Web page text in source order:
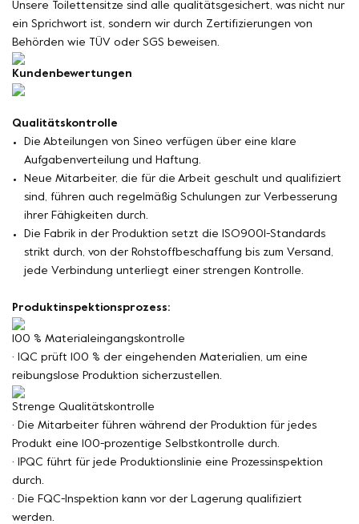
Unsere Toilettensitze sind alle qualitätsgesichert, was nicht nur
ein Sprichwort ist, sondern wir durch Zertifizierungen von
Behörden wie TÜV oder SGS beweisen.
Kundenbewertungen
Qualitätskontrolle
Die Abteilungen von Sineo verfügen über eine klare
Aufgabenverteilung und Haftung.
Neue Mitarbeiter, die für die Arbeit geschult und qualifiziert
sind, führen auch regelmäßig Schulungen zur Verbesserung
ihrer Fähigkeiten durch.
Die Fabrik in der Produktion setzt die ISO9001-Standards
strikt durch, von der Rohstoffbeschaffung bis zum Versand,
jede Verbindung unterliegt einer strengen Kontrolle.
Produktinspektionsprozess:
100 % Materialeingangskontrolle
· IQC prüft 100 % der eingehenden Materialien, um eine
reibungslose Produktion sicherzustellen.
Strenge Qualitätskontrolle
· Die Mitarbeiter führen während der Produktion für jedes
Produkt eine 100-prozentige Selbstkontrolle durch.
· IPQC führt für jede Produktionslinie eine Prozessinspektion
durch.
· Die FQC-Inspektion kann vor der Lagerung qualifiziert
werden.